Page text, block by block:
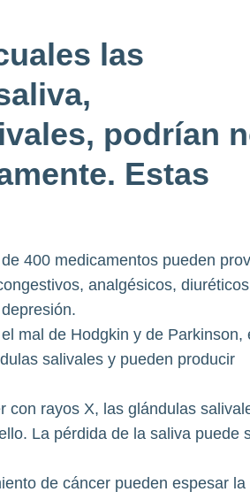
las
podrían
Estas
400 medicamentos pueden
analgésicos,
mal de Hodgkin y de Parkinson,
salivales y pueden producir
con rayos X, las glándulas
La pérdida de la saliva puede
de cáncer pueden espesar la